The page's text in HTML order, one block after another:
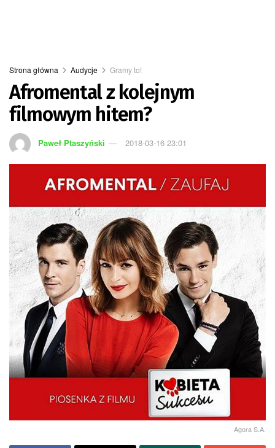
Strona główna Audycje Gramy to!
Afromental z kolejnym
filmowym hitem?
Paweł Ptaszyński 2018-03-16 23:01
Agora S.A.